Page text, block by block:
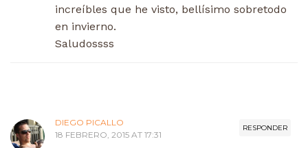
increíbles que he visto, bellísimo sobretodo
en invierno.
Saludossss
RESPONDER
DIEGO PICALLO
18 FEBRERO, 2015 AT 17:31